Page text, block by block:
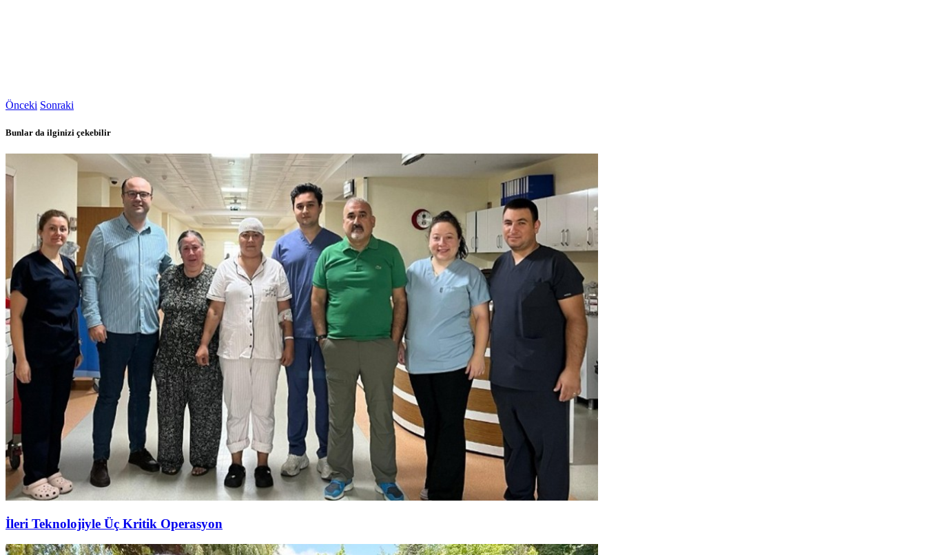
Önceki Sonraki
Bunlar da ilginizi çekebilir
İleri Teknolojiyle Üç Kritik Operasyon